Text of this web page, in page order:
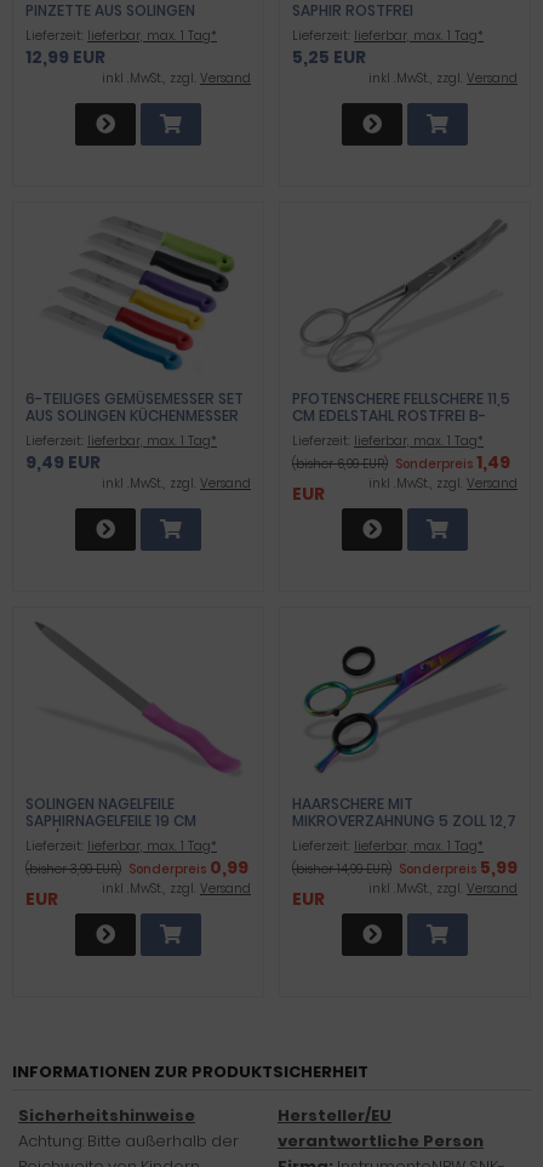
PINZETTE AUS SOLINGEN
ROSTFREIEM EDELSTAHL
HAARZUPFPINZETTE
AUGENBRAUENPINZETTE ZUR
GESICHTSPFLEGE BEAUTY
HAARENTFERNUNG FÜR DAMEN
UND HERREN GERADE
Lieferzeit: lieferbar, max. 1 Tag*
12,99 EUR
inkl .MwSt., zzgl. Versand
SAPHIR ROSTFREI
Lieferzeit: lieferbar, max. 1 Tag*
5,25 EUR
inkl .MwSt., zzgl. Versand
6-TEILIGES GEMÜSEMESSER SET
AUS SOLINGEN KÜCHENMESSER
MIT GEZAHNTER SCHARFER
SCHNITTFLÄCHE
Lieferzeit: lieferbar, max. 1 Tag*
9,49 EUR
inkl .MwSt., zzgl. Versand
PFOTENSCHERE FELLSCHERE 11,5
CM EDELSTAHL ROSTFREI B-
WARE
Lieferzeit: lieferbar, max. 1 Tag*
(bisher 6,99 EUR) Sonderpreis 1,49
EUR
inkl .MwSt., zzgl. Versand
SOLINGEN NAGELFEILE
SAPHIRNAGELFEILE 19 CM
FEIN/GROB
Lieferzeit: lieferbar, max. 1 Tag*
(bisher 3,99 EUR) Sonderpreis 0,99
EUR
inkl .MwSt., zzgl. Versand
HAARSCHERE MIT
MIKROVERZAHNUNG 5 ZOLL 12,7
CM MIT FINGERAUFLAGE TITAN-
BESCHICHTUNG
Lieferzeit: lieferbar, max. 1 Tag*
(bisher 14,99 EUR) Sonderpreis 5,99
EUR
inkl .MwSt., zzgl. Versand
INFORMATIONEN ZUR PRODUKTSICHERHEIT
Sicherheitshinweise
Achtung: Bitte außerhalb der
Hersteller/EU
verantwortliche Person